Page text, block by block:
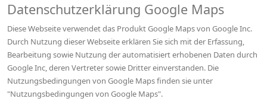
Datenschutzerklärung Google Maps
Diese Webseite verwendet das Produkt Google Maps von Google Inc.
Durch Nutzung dieser Webseite erklären Sie sich mit der Erfassung,
Bearbeitung sowie Nutzung der automatisiert erhobenen Daten durch
Google Inc, deren Vertreter sowie Dritter einverstanden. Die
Nutzungsbedingungen von Google Maps finden sie unter
"Nutzungsbedingungen von Google Maps".